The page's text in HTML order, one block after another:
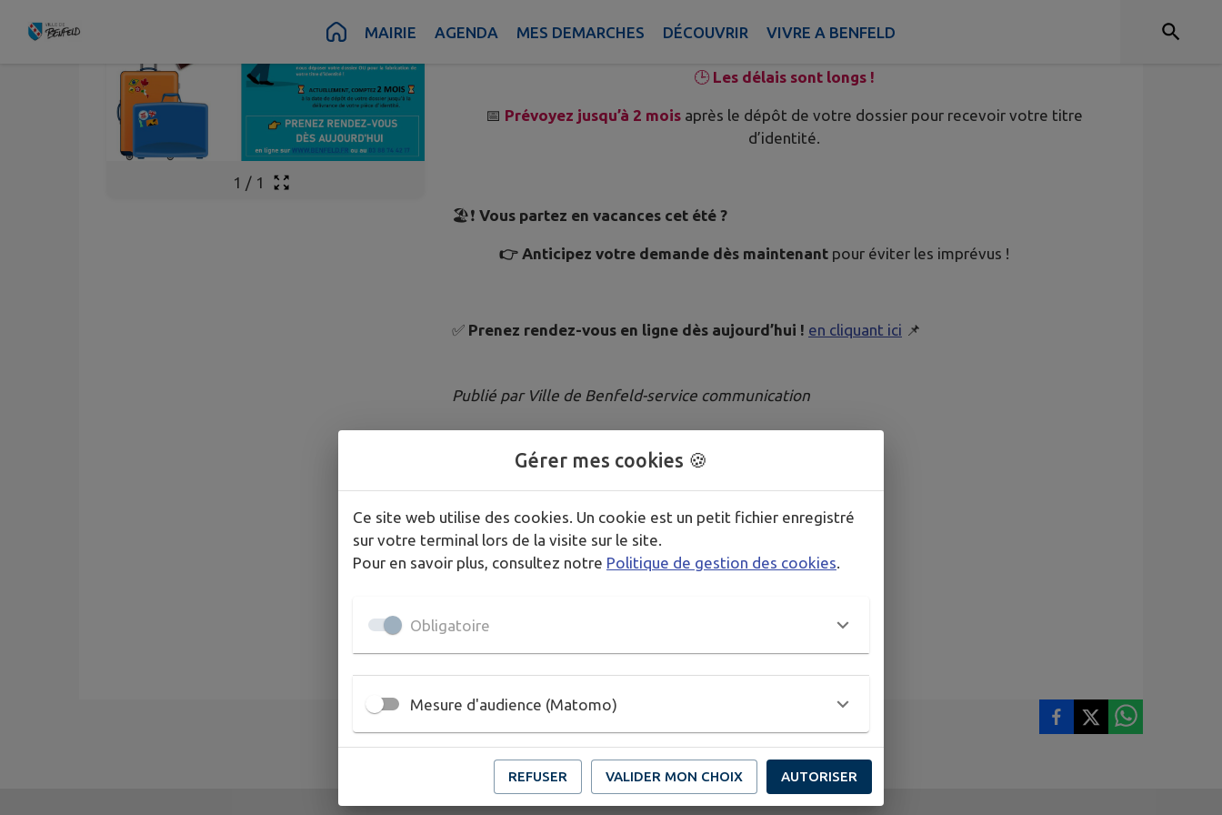
Contenu Pied de page MAIRIE AGENDA MES DEMARCHES DÉCOUVRIR VIVRE A BENFELD
1 / 1
Publié le samedi 29 mars 2025 - Benfeld
🕒 Les délais sont longs !
📅 Prévoyez jusqu’à 2 moisaprès le dépôt de votre dossier pour recevoir votre titre
d’identité.
🏖️❗ Vous partez en vacances cet été ?
👉 Anticipez votre demande dès maintenant pour éviter les imprévus !
✅ Prenez rendez-vous en ligne dès aujourd’hui ! en cliquant ici 📌
Publié par Ville de Benfeld-service communication
Gérer mes cookies 🍪
Ce site web utilise des cookies. Un cookie est un petit fichier enregistré
sur votre terminal lors de la visite sur le site.
Pour en savoir plus, consultez notre Politique de gestion des cookies.
Obligatoire
Mesure d'audience (Matomo)
REFUSER VALIDER MON CHOIX AUTORISER